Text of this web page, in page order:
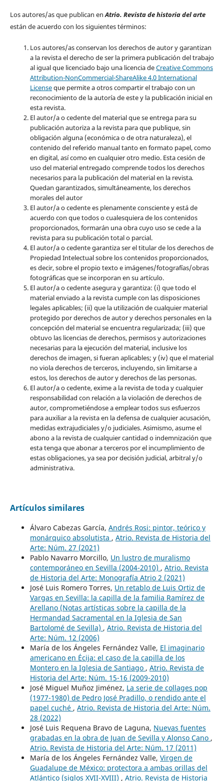
Los autores/as que publican enAtrio. Revista de historia del arte
están de acuerdo con los siguientes términos:
Los autores/as conservan los derechos de autor y garantizan
a la revista el derecho de ser la primera publicación del trabajo
al igual que licenciado bajo una licencia deCreative Commons
Attribution-NonCommercial-ShareAlike 4.0 International
Licenseque permite a otros compartir el trabajo con un
reconocimiento de la autoría de este y la publicación inicial en
esta revista.
El autor/a o cedente del material que se entrega para su
publicación autoriza a la revista para que publique, sin
obligación alguna (económica o de otra naturaleza), el
contenido del referido manual tanto en formato papel, como
en digital, así como en cualquier otro medio. Esta cesión de
uso del material entregado comprende todos los derechos
necesarios para la publicación del material en la revista.
Quedan garantizados, simultáneamente, los derechos
morales del autor
El autor/a o cedente es plenamente consciente y está de
acuerdo con que todos o cualesquiera de los contenidos
proporcionados, formarán una obra cuyo uso se cede a la
revista para su publicación total o parcial.
El autor/a o cedente garantiza ser el titular de los derechos de
Propiedad Intelectual sobre los contenidos proporcionados,
es decir, sobre el propio texto e imágenes/fotografías/obras
fotográficas que se incorporan en su artículo.
El autor/a o cedente asegura y garantiza: (i) que todo el
material enviado a la revista cumple con las disposiciones
legales aplicables; (ii) que la utilización de cualquier material
protegido por derechos de autor y derechos personales en la
concepción del material se encuentra regularizada; (iii) que
obtuvo las licencias de derechos, permisos y autorizaciones
necesarias para la ejecución del material, inclusive los
derechos de imagen, si fueran aplicables; y (iv) que el material
no viola derechos de terceros, incluyendo, sin limitarse a
estos, los derechos de autor y derechos de las personas.
El autor/a o cedente, exime a la revista de toda y cualquier
responsabilidad con relación a la violación de derechos de
autor, comprometiéndose a emplear todos sus esfuerzos
para auxiliar a la revista en la defensa de cualquier acusación,
medidas extrajudiciales y/o judiciales. Asimismo, asume el
abono a la revista de cualquier cantidad o indemnización que
esta tenga que abonar a terceros por el incumplimiento de
estas obligaciones, ya sea por decisión judicial, arbitral y/o
administrativa.
Artículos similares
Álvaro Cabezas García, Andrés Rosi: pintor, teórico y
monárquico absolutista , Atrio. Revista de Historia del
Arte: Núm. 27 (2021)
Pablo Navarro Morcillo, Un lustro de muralismo
contemporáneo en Sevilla (2004-2010) , Atrio. Revista
de Historia del Arte: Monografía Atrio 2 (2021)
José Luis Romero Torres, Un retablo de Luis Ortiz de
Vargas en Sevilla: la capilla de la familia Ramírez de
Arellano (Notas artísticas sobre la capilla de la
Hermandad Sacramental en la Iglesia de San
Bartolomé de Sevilla) , Atrio. Revista de Historia del
Arte: Núm. 12 (2006)
María de los Ángeles Fernández Valle, El imaginario
americano en Écija: el caso de la capilla de los
Montero en la Iglesia de Santiago , Atrio. Revista de
Historia del Arte: Núm. 15-16 (2009-2010)
José Miguel Muñoz Jiménez, La serie de collages pop
(1977-1980) de Pedro José Pradillo, o rendido ante el
papel cuché , Atrio. Revista de Historia del Arte: Núm.
28 (2022)
José Luis Requena Bravo de Laguna, Nuevas fuentes
grabadas en la obra de Juan de Sevilla y Alonso Cano ,
Atrio. Revista de Historia del Arte: Núm. 17 (2011)
María de los Ángeles Fernández Valle, Virgen de
Guadalupe de México: protectora a ambas orillas del
Atlántico (siglos XVII-XVIII) , Atrio. Revista de Historia